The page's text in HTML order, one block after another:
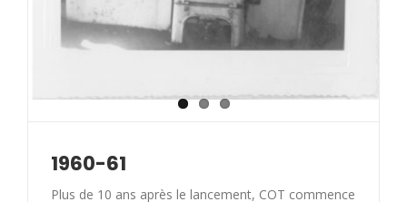
1960-61
Plus de 10 ans après le lancement, COT commence